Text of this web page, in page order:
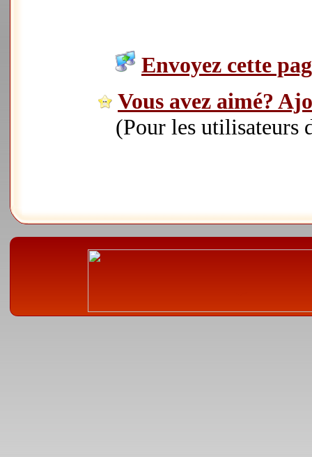
Envoyez cette
Vous avez aimé?
(Pour les